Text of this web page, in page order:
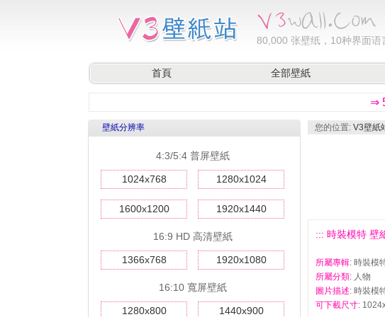
80,000 张壁纸，10种界面语
首頁 全部壁紙
⇒
壁紙分辨率
4:3/5:4 普屏壁紙
1024x768 1280x1024
1600x1200 1920x1440
16:9 HD 高清壁紙
1366x768 1920x1080
16:10 寬屏壁紙
1280x800 1440x900
您的位置: V3壁紙
::: 時裝模特 壁
所屬專輯: 時裝模
所屬分類: 人物
圖片描述: 時裝模
可下載尺寸: